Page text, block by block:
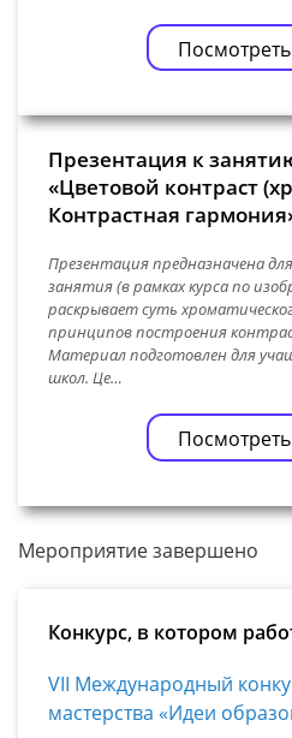
Презентация к
«Цветовой контраст
Контрастная
Презентация предназначена
занятия (в рамках курса по
раскрывает суть
принципов построения
Материал подготовлен для
школ. Це…
Мероприятие завершено
Конкурс, в котором
VII Международный
мастерства «Идеи